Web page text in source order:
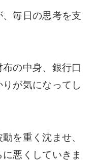
毎日の思考を支
の中身、銀行口
が気になってし
を重く沈ませ、
悪くしていきま